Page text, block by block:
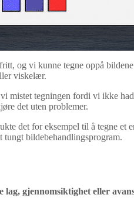
og vi kunne tegne oppå
viskelær.
mistet tegningen fordi vi ikke
det uten problemer.
det for eksempel til å tegne
tungt bildebehandlingsprogram.
lag, gjennomsiktighet eller